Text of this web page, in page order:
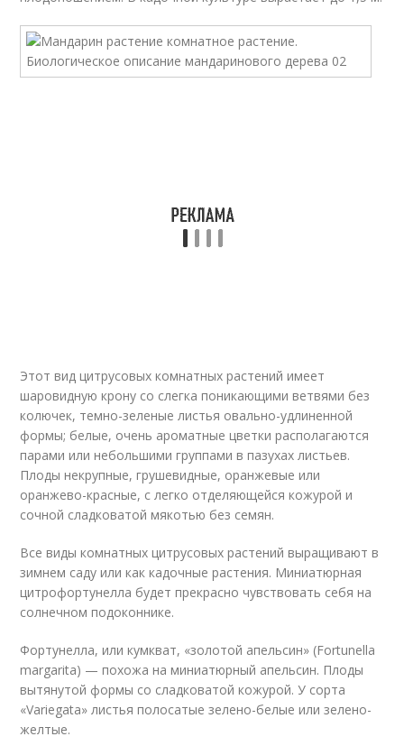
Этот вид цитрусовых комнатных растений имеет
шаровидную крону со слегка поникающими ветвями без
колючек, темно-зеленые листья овально-удлиненной
формы; белые, очень ароматные цветки располагаются
парами или небольшими группами в пазухах листьев.
Плоды некрупные, грушевидные, оранжевые или
оранжево-красные, с легко отделяющейся кожурой и
сочной сладковатой мякотью без семян.
Все виды комнатных цитрусовых растений выращивают в
зимнем саду или как кадочные растения. Миниатюрная
цитрофортунелла будет прекрасно чувствовать себя на
солнечном подоконнике.
Фортунелла, или кумкват, «золотой апельсин» (Fortunella
margarita) — похожа на миниатюрный апельсин. Плоды
вытянутой формы со сладковатой кожурой. У сорта
«Variegata» листья полосатые зелено-белые или зелено-
желтые.